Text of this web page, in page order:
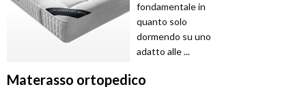
fondamentale in
quanto solo
dormendo su uno
adatto alle ...
Materasso ortopedico